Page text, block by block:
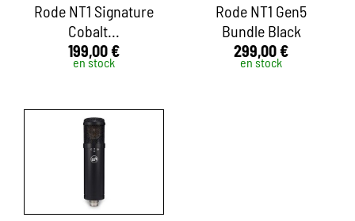
Rode NT1 Signature
Cobalt...
199,00 €
en stock
Rode NT1 Gen5
Bundle Black
299,00 €
en stock